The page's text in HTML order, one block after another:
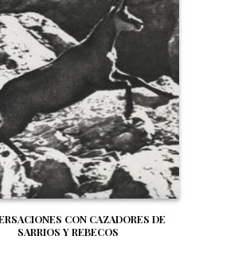
CON CAZADORES DE
SARRIOS Y REBECOS